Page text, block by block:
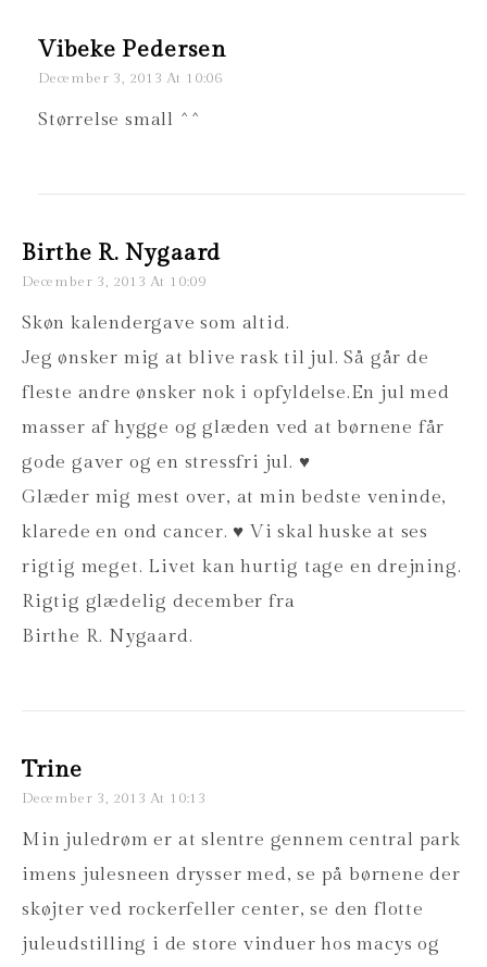
Vibeke Pedersen
December 3, 2013 At 10:06
Størrelse small ^^
Birthe R. Nygaard
December 3, 2013 At 10:09
Skøn kalendergave som altid.
Jeg ønsker mig at blive rask til jul. Så går de
fleste andre ønsker nok i opfyldelse.En jul med
masser af hygge og glæden ved at børnene får
gode gaver og en stressfri jul. ♥
Glæder mig mest over, at min bedste veninde,
klarede en ond cancer. ♥ Vi skal huske at ses
rigtig meget. Livet kan hurtig tage en drejning.
Rigtig glædelig december fra
Birthe R. Nygaard.
Trine
December 3, 2013 At 10:13
Min juledrøm er at slentre gennem central park
imens julesneen drysser med, se på børnene der
skøjter ved rockerfeller center, se den flotte
juleudstilling i de store vinduer hos macys og